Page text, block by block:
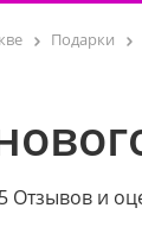
Подарки
Отзывов и